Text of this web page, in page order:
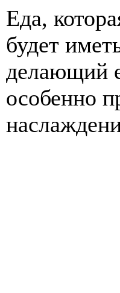
Еда,
будет
делающий
особенно